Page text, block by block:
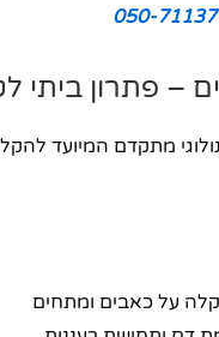
050-
– פתרון ביתי
5215 הוא פתרון
על כאבים ומתחים